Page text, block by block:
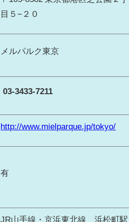
目５−２０
メルパルク東京
03-3433-7211
http://www.mielparque.jp/tokyo/
有
JR山手線・京浜東北線 浜松町駅